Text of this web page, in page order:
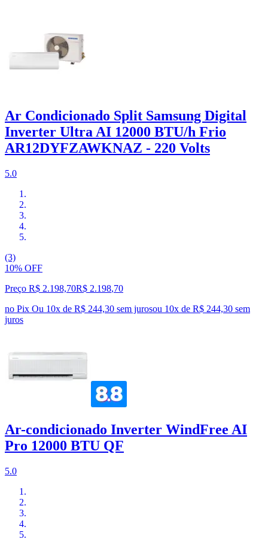
Ar Condicionado Split Samsung Digital
Inverter Ultra AI 12000 BTU/h Frio
AR12DYFZAWKNAZ - 220 Volts
5.0
(3)
10% OFF
Preço R$ 2.198,70R$ 2.198,70
no Pix Ou 10x de R$ 244,30 sem jurosou 10x de R$ 244,30 sem
juros
Ar-condicionado Inverter WindFree AI
Pro 12000 BTU QF
5.0